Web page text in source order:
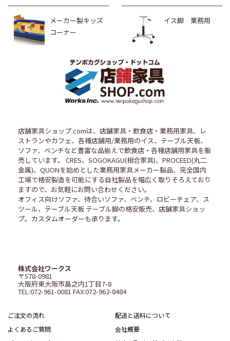
メーカー製キッズ
コーナー
イス脚 業務用
店舗家具ショップ.comは、店舗家具・飲食店・業務用家具、レ
ストランやカフェ、各種店舗用/業務用のイス、テーブル天板、
ソファ、ベンチなど豊富な品揃えで飲食店・各種店舗用家具を販
売しています。 CRES、SOGOKAGU(相合家具)、PROCEED(丸二
金属)、QUONを始めとした業務用家具メーカー製品、完全国内
工場で格安製造を可能にする自社製品を幅広く取りそろえており
ますので、お気軽にお問い合わせください。
オフィス向けソファ、待合いソファ、ベンチ、ロビーチェア、ス
ツール、テーブル天板 テーブル脚の格安販売、店舗家具ショッ
プ。カスタムオーダーも承ります。
株式会社ワークス
〒578-0981
大阪府東大阪市島之内1丁目7-8
TEL:072-961-0081 FAX:072-962-8484
ご注文の流れ
配送と送料について
よくあるご質問
会社概要